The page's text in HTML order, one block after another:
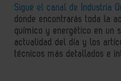
Sigue el canal de Industria
donde encontrarás toda la
químico y energético en un
actualidad del día y los
técnicos más detallados e